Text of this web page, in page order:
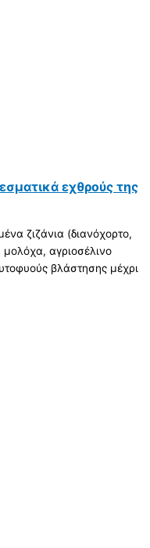
εχθρούς της
ζιζάνια (διανόχορτο,
μολόχα, αγριοσέλινο
βλάστησης μέχρι